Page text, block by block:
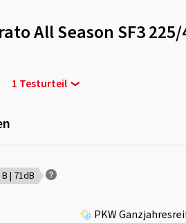
All Season SF3 225/
1 Testurteil
B | 71dB
PKW